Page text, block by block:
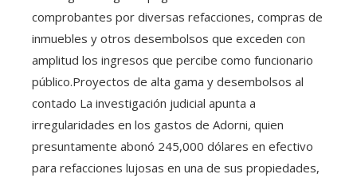
comprobantes por diversas refacciones, compras de
inmuebles y otros desembolsos que exceden con
amplitud los ingresos que percibe como funcionario
público.Proyectos de alta gama y desembolsos al
contado La investigación judicial apunta a
irregularidades en los gastos de Adorni, quien
presuntamente abonó 245,000 dólares en efectivo
para refacciones lujosas en una de sus propiedades,